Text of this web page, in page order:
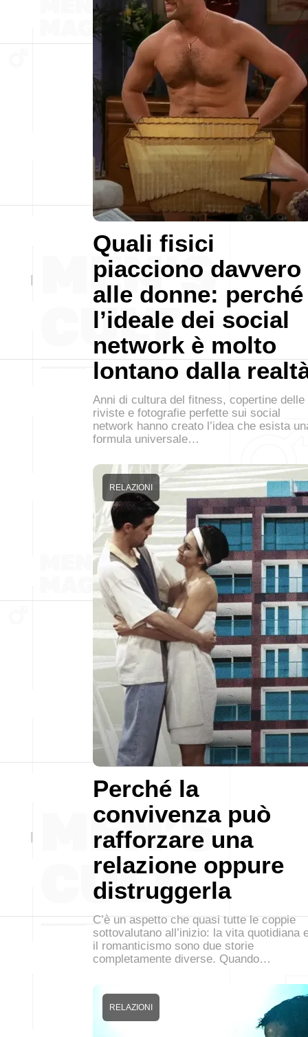
Quali fisici
piacciono davvero
alle donne: perché
l’ideale dei social
network è molto
lontano dalla
Anni di cultura del fitness, copertine delle
riviste e fotografie perfette sui social
network hanno creato l’idea che esista
formula universale…
Perché la
convivenza può
rafforzare una
relazione oppure
distruggerla
RELAZIONI
C’è un aspetto che quasi tutte le coppie
sottovalutano all’inizio: la vita quotidiana
il romanticismo sono due storie
completamente diverse. Quando…
RELAZIONI